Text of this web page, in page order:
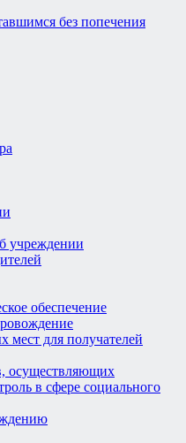
учреждении
обеспечение
мест для получателей
осуществляющих
в сфере социального